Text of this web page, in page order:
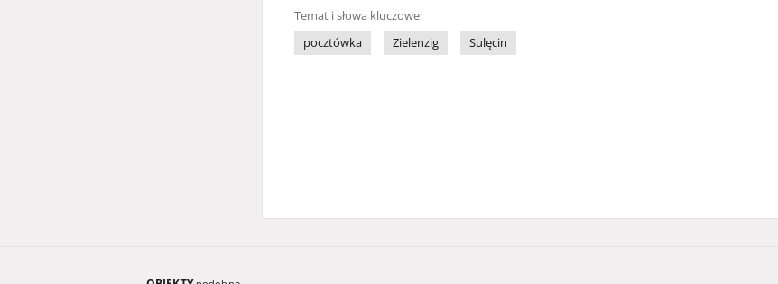
Temat i słowa kluczowe:
pocztówka
Zielenzig Sulęcin